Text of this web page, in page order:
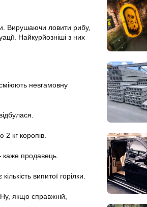
Вирушаючи ловити рибу,
Найкурйозніші з них
невгамовну
2 кг коропів.
продавець.
випитої горілки.
якщо справжній,